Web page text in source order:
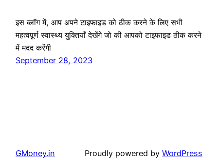
इस ब्लॉग में, आप अपने टाइफाइड को ठीक करने के लिए सभी
महत्वपूर्ण स्वास्थ्य युक्तियाँ देखेंगे जो की आपको टाइफाइड ठीक करने
में मदद करेंगी
September 28, 2023
GMoney.in Proudly powered by WordPress